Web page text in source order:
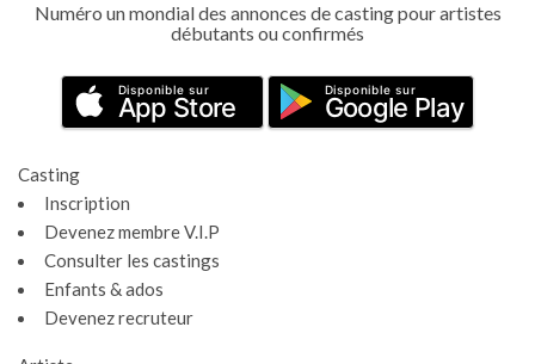
Numéro un mondial des annonces de casting pour artistes
débutants ou confirmés
Disponible sur
App Store
Disponible sur
Google Play
Casting
Inscription
Devenez membre V.I.P
Consulter les castings
Enfants & ados
Devenez recruteur